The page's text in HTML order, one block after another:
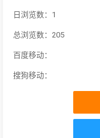
日浏览数：1
总浏览数：205
百度移动：
搜狗移动：